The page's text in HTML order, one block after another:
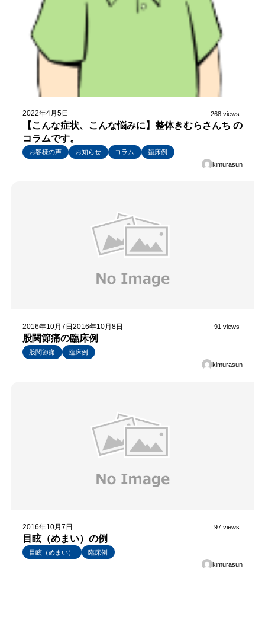
2022年4月5日 268 views
【こんな症状、こんな悩みに】整体きむらさんち の
コラムです。
お客様の声 お知らせ コラム
臨床例
kimurasun
2016年10月7日2016年10月8日 91 views
股関節痛の臨床例
股関節痛
臨床例
kimurasun
2016年10月7日 97 views
目眩（めまい）の例
目眩（めまい）
臨床例
kimurasun